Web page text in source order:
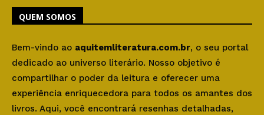
QUEM SOMOS
Bem-vindo ao aquitemliteratura.com.br, o seu portal
dedicado ao universo literário. Nosso objetivo é
compartilhar o poder da leitura e oferecer uma
experiência enriquecedora para todos os amantes dos
livros. Aqui, você encontrará resenhas detalhadas,